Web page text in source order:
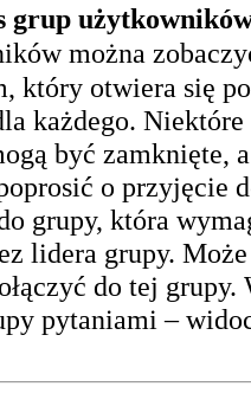
grup
można
który otwiera się
każdego.
być zamknięte,
o przyjęcie
grupy, która
lidera grupy.
do tej
pytaniami –